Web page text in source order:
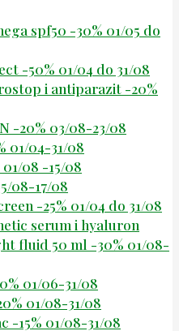
spf50 -30% 01/05 do
-50% 01/04 do 31/08
i antiparazit -20%
-20% 03/08-23/08
01/04-31/08
01/08 -15/08
08-17/08
-25% 01/04 do 31/08
serum i hyaluron
fluid 50 ml -30% 01/08-
01/06-31/08
01/08-31/08
-15% 01/08-31/08